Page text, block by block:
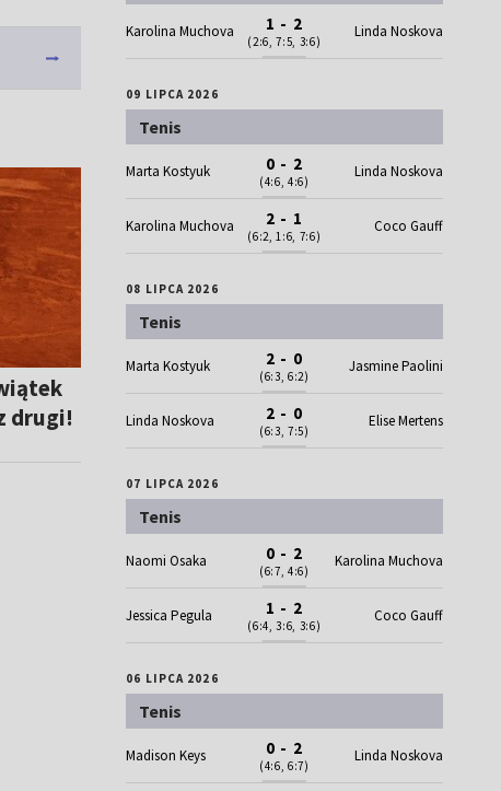
drugi!
Karolina Muchova 1 - 2
(2:6, 7:5, 3:6)
Linda Noskova
09 LIPCA 2026
Tenis
Marta Kostyuk 0 - 2
(4:6, 4:6)
Linda Noskova
Karolina Muchova 2 - 1
(6:2, 1:6, 7:6)
Coco Gauff
08 LIPCA 2026
Tenis
Marta Kostyuk 2 - 0
(6:3, 6:2)
Jasmine Paolini
Linda Noskova 2 - 0
(6:3, 7:5)
Elise Mertens
07 LIPCA 2026
Tenis
Naomi Osaka 0 - 2
(6:7, 4:6)
Karolina Muchova
Jessica Pegula 1 - 2
(6:4, 3:6, 3:6)
Coco Gauff
06 LIPCA 2026
Tenis
Madison Keys 0 - 2
(4:6, 6:7)
Linda Noskova